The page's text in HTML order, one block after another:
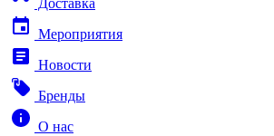
Доставка
Мероприятия
Новости
Бренды
О нас